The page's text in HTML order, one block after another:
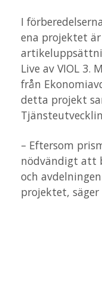
I
ena projektet
Live av VIOL
från
detta projekt
– Eftersom
nödvändigt att
och
projektet,